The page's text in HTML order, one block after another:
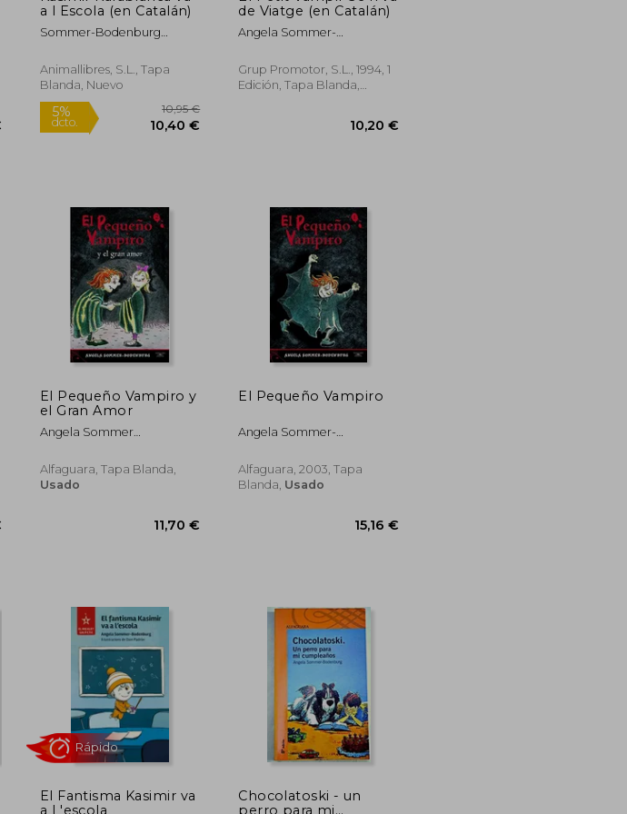
13,45 €
a l Escola (en Catalán)
Sommer-Bodenburg
Animallibres, S.L., Tapa
Blanda, Nuevo
5%
dcto.
10,95 €
Rápido
de Viatge (en Catalán)
Angela Sommer-
Grup Promotor, S.L., 1994, 1
Edición, Tapa Blanda,
El Pequeño Vampiro y
el Gran Amor
Angela Sommer
Alfaguara, Tapa Blanda,
Usado
El Pequeño Vampiro
Angela Sommer-
Alfaguara, 2003, Tapa
Blanda, Usado
El Fantisma Kasimir va
a L'escola
Chocolatoski - un
perro para mi